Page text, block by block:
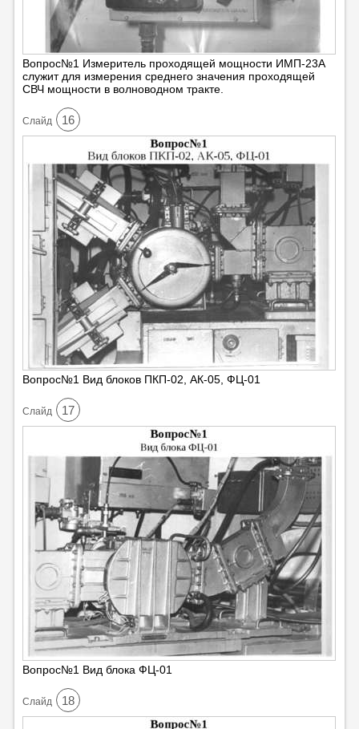
Вопрос№1 Измеритель проходящей мощности ИМП-23А
служит для измерения среднего значения проходящей
СВЧ мощности в волноводном тракте.
Cлайд 16
Вопрос№1 Вид блоков ПКП-02, АК-05, ФЦ-01
Cлайд 17
Вопрос№1 Вид блока ФЦ-01
Cлайд 18